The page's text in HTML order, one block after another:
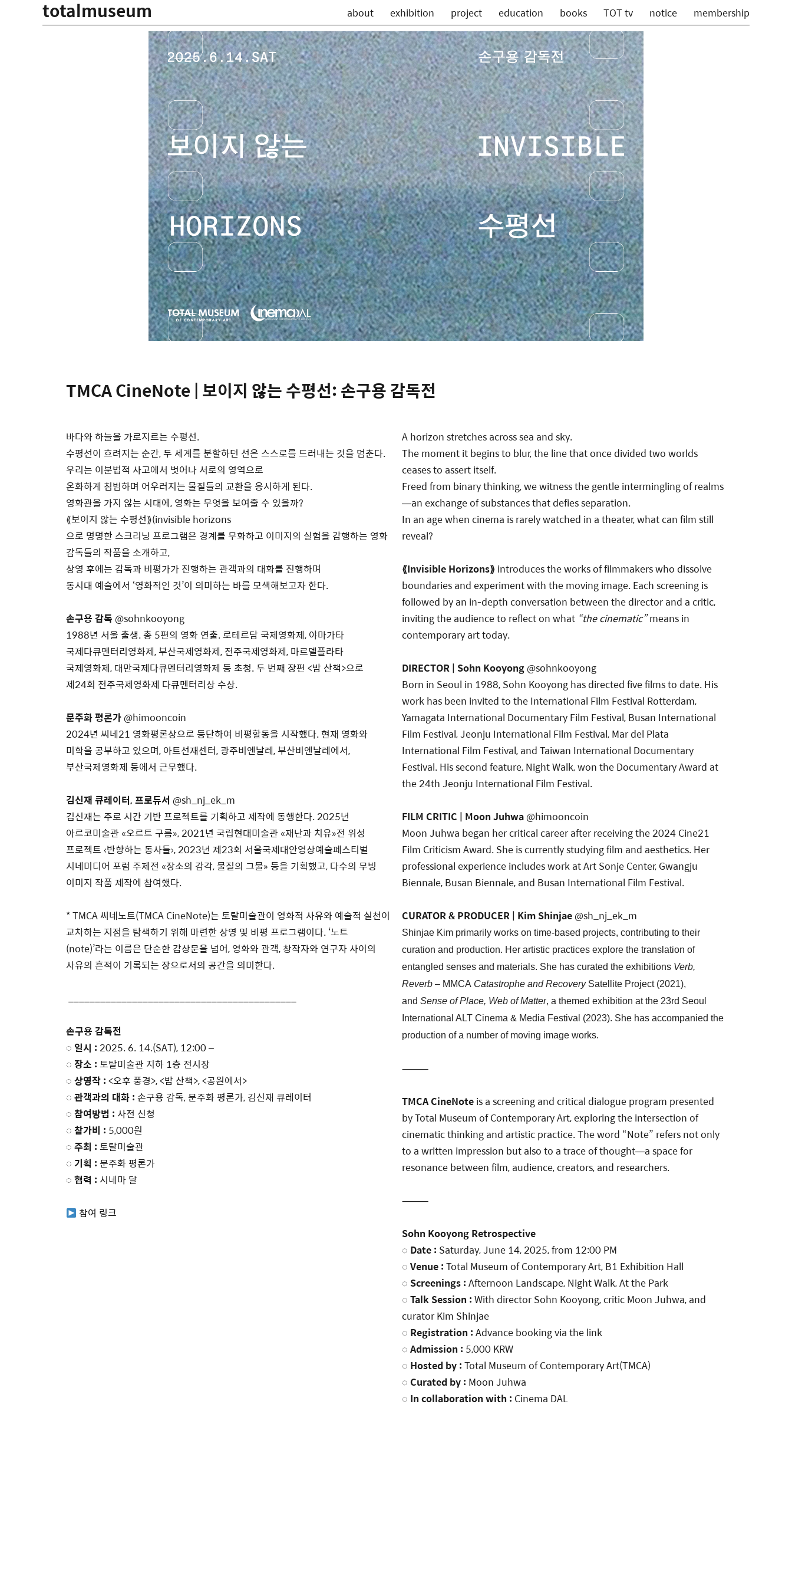
totalmuseum about exhibition project education books TOT tv notice membership
TMCA CineNote | 보이지 않는 수평선: 손구용 감독전
바다와 하늘을 가로지르는 수평선.
수평선이 흐려지는 순간, 두 세계를 분할하던 선은 스스로를 드러내는 것을 멈춘다.
우리는 이분법적 사고에서 벗어나 서로의 영역으로
온화하게 침범하며 어우러지는 물질들의 교환을 응시하게 된다.
영화관을 가지 않는 시대에, 영화는 무엇을 보여줄 수 있을까?
⟪보이지 않는 수평선⟫(invisible horizons
으로 명명한 스크리닝 프로그램은 경계를 무화하고 이미지의 실험을 감행하는 영화
감독들의 작품을 소개하고,
상영 후에는 감독과 비평가가 진행하는 관객과의 대화를 진행하며
동시대 예술에서 ‘영화적인 것’이 의미하는 바를 모색해보고자 한다.
손구용 감독 @sohnkooyong
1988년 서울 출생. 총 5편의 영화 연출. 로테르담 국제영화제, 야마가타
국제다큐멘터리영화제, 부산국제영화제, 전주국제영화제, 마르델플라타
국제영화제, 대만국제다큐멘터리영화제 등 초청. 두 번째 장편 <밤 산책>으로
제24회 전주국제영화제 다큐멘터리상 수상.
문주화 평론가 @himooncoin
2024년 씨네21 영화평론상으로 등단하여 비평할동을 시작했다. 현재 영화와
미학을 공부하고 있으며, 아트선재센터, 광주비엔날레, 부산비엔날레에서,
부산국제영화제 등에서 근무했다.
김신재 큐레이터, 프로듀서 @sh_nj_ek_m
김신재는 주로 시간 기반 프로젝트를 기획하고 제작에 동행한다. 2025년
아르코미술관 «오르트 구름», 2021년 국립현대미술관 «재난과 치유»전 위성
프로젝트 ‹반향하는 동사들›, 2023년 제23회 서울국제대안영상예술페스티벌
시네미디어 포럼 주제전 «장소의 감각, 물질의 그물» 등을 기획했고, 다수의 무빙
이미지 작품 제작에 참여했다.
* TMCA 씨네노트(TMCA CineNote)는 토탈미술관이 영화적 사유와 예술적 실천이
교차하는 지점을 탐색하기 위해 마련한 상영 및 비평 프로그램이다. ‘노트
(note)’라는 이름은 단순한 감상문을 넘어, 영화와 관객, 창작자와 연구자 사이의
사유의 흔적이 기록되는 장으로서의 공간을 의미한다.
___________________________________________
손구용 감독전
◌ 일시 : 2025. 6. 14.(SAT), 12:00 –
◌ 장소 : 토탈미술관 지하 1층 전시장
◌ 상영작 : <오후 풍경>, <밤 산책>, <공원에서>
◌ 관객과의 대화 : 손구용 감독, 문주화 평론가, 김신재 큐레이터
◌ 참여방법 : 사전 신청
◌ 참가비 : 5,000원
◌ 주최 : 토탈미술관
◌ 기획 : 문주화 평론가
◌ 협력 : 시네마 달
참여 링크
A horizon stretches across sea and sky.
The moment it begins to blur, the line that once divided two worlds
ceases to assert itself.
Freed from binary thinking, we witness the gentle intermingling of realms
—an exchange of substances that defies separation.
In an age when cinema is rarely watched in a theater, what can film still
reveal?
⟪Invisible Horizons⟫ introduces the works of filmmakers who dissolve
boundaries and experiment with the moving image. Each screening is
followed by an in-depth conversation between the director and a critic,
inviting the audience to reflect on what “the cinematic”means in
contemporary art today.
DIRECTOR | Sohn Kooyong @sohnkooyong
Born in Seoul in 1988, Sohn Kooyong has directed five films to date. His
work has been invited to the International Film Festival Rotterdam,
Yamagata International Documentary Film Festival, Busan International
Film Festival, Jeonju International Film Festival, Mar del Plata
International Film Festival, and Taiwan International Documentary
Festival. His second feature, Night Walk, won the Documentary Award at
the 24th Jeonju International Film Festival.
FILM CRITIC | Moon Juhwa @himooncoin
Moon Juhwa began her critical career after receiving the 2024 Cine21
Film Criticism Award. She is currently studying film and aesthetics. Her
professional experience includes work at Art Sonje Center, Gwangju
Biennale, Busan Biennale, and Busan International Film Festival.
CURATOR & PRODUCER | Kim Shinjae @sh_nj_ek_m
Shinjae Kim primarily works on time-based projects, contributing to their
curation and production. Her artistic practices explore the translation of
entangled senses and materials. She has curated the exhibitions Verb,
Reverb – MMCA Catastrophe and Recovery Satellite Project (2021),
and Sense of Place, Web of Matter, a themed exhibition at the 23rd Seoul
International ALT Cinema & Media Festival (2023). She has accompanied the
production of a number of moving image works.
⸻
TMCA CineNote is a screening and critical dialogue program presented
by Total Museum of Contemporary Art, exploring the intersection of
cinematic thinking and artistic practice. The word “Note” refers not only
to a written impression but also to a trace of thought—a space for
resonance between film, audience, creators, and researchers.
⸻
Sohn Kooyong Retrospective
◌ Date : Saturday, June 14, 2025, from 12:00 PM
◌ Venue : Total Museum of Contemporary Art, B1 Exhibition Hall
◌ Screenings : Afternoon Landscape, Night Walk, At the Park
◌ Talk Session : With director Sohn Kooyong, critic Moon Juhwa, and
curator Kim Shinjae
◌ Registration : Advance booking via the link
◌ Admission : 5,000 KRW
◌ Hosted by : Total Museum of Contemporary Art(TMCA)
◌ Curated by : Moon Juhwa
◌ In collaboration with : Cinema DAL